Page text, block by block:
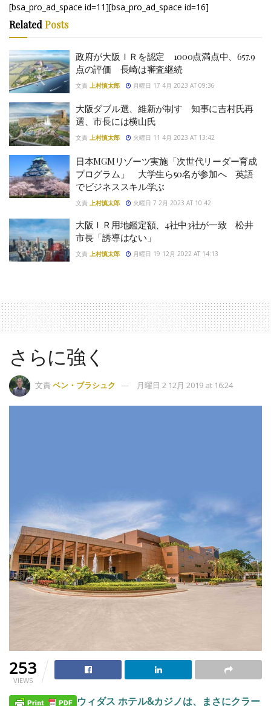
[bsa_pro_ad_space id=11][bsa_pro_ad_space id=16]
Related Posts
政府が大阪ＩＲを認定 1000点満点中、657.9
点の評価 長崎は審査継続
文責 上村慎太郎 月曜日 17 4月 2023 AT 09:36
大阪ダブル選、維新が制す 知事に吉村氏再
選、市長には横山氏
文責 上村慎太郎 火曜日 11 4月 2023 AT 13:42
日本MGMリゾーツ実施「次世代リーダー育成
プログラム」 大学生ら50名が参加へ 英語
でビジネススキル学ぶ
文責 上村慎太郎 火曜日 7 2月 2023 AT 10:42
大阪ＩＲ用地鑑定額、4社中3社が一致 松井
市長「誘導はない」
文責 上村慎太郎 月曜日 19 12月 2022 AT 14:13
さらに強く
文責 ベン・ブラシュク 月曜日 2 12月 2019 at 16:24
253
VIEWS
ウィダス ホテル&カジノは、まさにクラー